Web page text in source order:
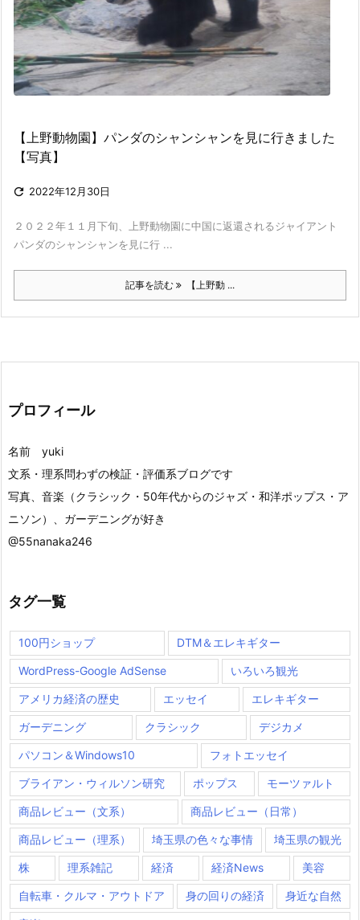
【上野動物園】パンダのシャンシャンを見に行きました
【写真】
 2022年12月30日
２０２２年１１月下旬、上野動物園に中国に返還されるジャイアント
パンダのシャンシャンを見に行 ...
記事を読む 【上野動 ...
プロフィール
名前 yuki
文系・理系問わずの検証・評価系ブログです
写真、音楽（クラシック・50年代からのジャズ・和洋ポップス・ア
ニソン）、ガーデニングが好き
@55nanaka246
タグ一覧
100円ショップ DTM＆エレキギター
WordPress-Google AdSense いろいろ観光
アメリカ経済の歴史 エッセイ エレキギター
ガーデニング クラシック デジカメ
パソコン＆Windows10 フォトエッセイ
ブライアン・ウィルソン研究 ポップス モーツァルト
商品レビュー（文系） 商品レビュー（日常）
商品レビュー（理系） 埼玉県の色々な事情 埼玉県の観光
株 理系雑記 経済 経済News 美容
自転車・クルマ・アウトドア 身の回りの経済 身近な自然